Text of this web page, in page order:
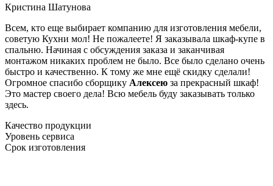
Кристина Шатунова
Всем, кто еще выбирает компанию для изготовления мебели,
советую Кухни мол! Не пожалеете! Я заказывала шкаф-купе в
спальню. Начиная с обсуждения заказа и заканчивая
монтажом никаких проблем не было. Все было сделано очень
быстро и качественно. К тому же мне ещё скидку сделали!
Огромное спасибо сборщику Алексею за прекрасный шкаф!
Это мастер своего дела! Всю мебель буду заказывать только
здесь.
Качество продукции
Уровень сервиса
Срок изготовления